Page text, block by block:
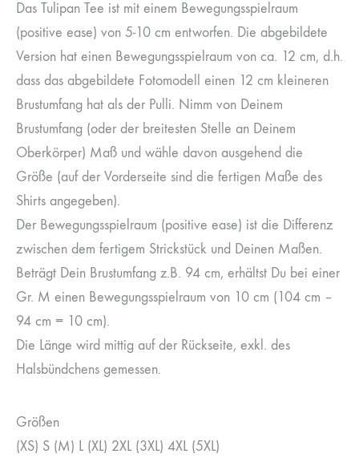
Das Tulipan Tee ist mit einem Bewegungsspielraum
(positive ease) von 5-10 cm entworfen. Die abgebildete
Version hat einen Bewegungsspielraum von ca. 12 cm, d.h.
dass das abgebildete Fotomodell einen 12 cm kleineren
Brustumfang hat als der Pulli. Nimm von Deinem
Brustumfang (oder der breitesten Stelle an Deinem
Oberkörper) Maß und wähle davon ausgehend die
Größe (auf der Vorderseite sind die fertigen Maße des
Shirts angegeben).
Der Bewegungsspielraum (positive ease) ist die Differenz
zwischen dem fertigem Strickstück und Deinen Maßen.
Beträgt Dein Brustumfang z.B. 94 cm, erhältst Du bei einer
Gr. M einen Bewegungsspielraum von 10 cm (104 cm –
94 cm = 10 cm).
Die Länge wird mittig auf der Rückseite, exkl. des
Halsbündchens gemessen.
Größen
(XS) S (M) L (XL) 2XL (3XL) 4XL (5XL)